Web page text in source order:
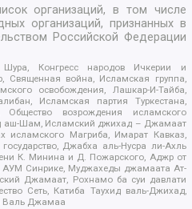
организаций, в том числе
организаций, признанных в
Российской Федерации
Конгресс народов Ичкерии и
Священная война, Исламская группа,
освобождения, Лашкар-И-Тайба,
Исламская партия Туркестана,
возрождения исламского
аш-Шам, Исламский джихад – Джамаат
исламского Магриба, Имарат Кавказ,
Джабха аль-Нусра ли-Ахль
К. Минина и Д. Пожарского, Аджр от
АУМ Синрике, Муджахеды джамаата Ат-
Джамаат, Рохнамо ба суи давлати
Сеть, Катиба Таухид валь-Джихад,
Валь Джамаа